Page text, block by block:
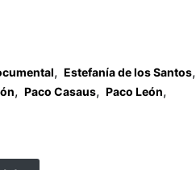
, Estefanía de los Santos,
, Paco Casaus, Paco León,